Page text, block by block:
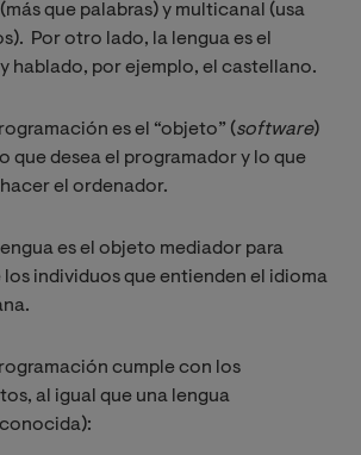
que palabras) y multicanal (usa
Por otro lado, la lengua es el
hablado, por ejemplo, el castellano.
es el “objeto” (software)
que desea el programador y lo que
el ordenador.
es el objeto mediador para
individuos que entienden el idioma
cumple con los
al igual que una lengua